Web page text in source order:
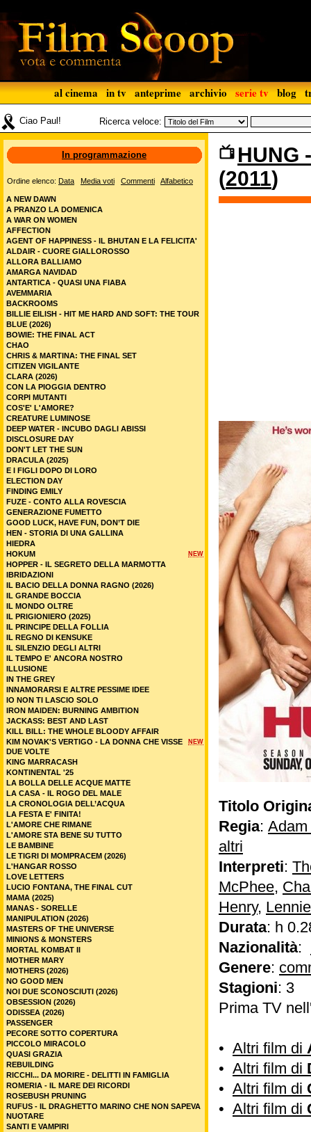
al cinema in tv anteprime archivio serie tv blog
Ciao Paul! Ricerca veloce:
HUNG
(2011)
Titolo
Regia:
altri
Interpreti:
McPhee,
Henry,
Durata: h
Nazionalità:
Genere:
Stagioni: 3
Prima TV
• Altri film di
• Altri film di
• Altri film di
• Altri film di
In programmazione
Ordine elenco: Data Media voti Commenti Alfabetico
A NEW DAWN
A PRANZO LA DOMENICA
A WAR ON WOMEN
AFFECTION
AGENT OF HAPPINESS - IL BHUTAN E LA FELICITA'
ALDAIR - CUORE GIALLOROSSO
ALLORA BALLIAMO
AMARGA NAVIDAD
ANTARTICA - QUASI UNA FIABA
AVEMMARIA
BACKROOMS
BILLIE EILISH - HIT ME HARD AND SOFT: THE TOUR
BLUE (2026)
BOWIE: THE FINAL ACT
CHAO
CHRIS & MARTINA: THE FINAL SET
CITIZEN VIGILANTE
CLARA (2026)
CON LA PIOGGIA DENTRO
CORPI MUTANTI
COS'E' L'AMORE?
CREATURE LUMINOSE
DEEP WATER - INCUBO DAGLI ABISSI
DISCLOSURE DAY
DON'T LET THE SUN
DRACULA (2025)
E I FIGLI DOPO DI LORO
ELECTION DAY
FINDING EMILY
FUZE - CONTO ALLA ROVESCIA
GENERAZIONE FUMETTO
GOOD LUCK, HAVE FUN, DON’T DIE
HEN - STORIA DI UNA GALLINA
HIEDRA
NEW
HOKUM
HOPPER - IL SEGRETO DELLA MARMOTTA
IBRIDAZIONI
IL BACIO DELLA DONNA RAGNO (2026)
IL GRANDE BOCCIA
IL MONDO OLTRE
IL PRIGIONIERO (2025)
IL PRINCIPE DELLA FOLLIA
IL REGNO DI KENSUKE
IL SILENZIO DEGLI ALTRI
IL TEMPO E' ANCORA NOSTRO
ILLUSIONE
IN THE GREY
INNAMORARSI E ALTRE PESSIME IDEE
IO NON TI LASCIO SOLO
IRON MAIDEN: BURNING AMBITION
JACKASS: BEST AND LAST
KILL BILL: THE WHOLE BLOODY AFFAIR
NEW
KIM NOVAK'S VERTIGO - LA DONNA CHE VISSE
DUE VOLTE
KING MARRACASH
KONTINENTAL '25
LA BOLLA DELLE ACQUE MATTE
LA CASA - IL ROGO DEL MALE
LA CRONOLOGIA DELL’ACQUA
LA FESTA E' FINITA!
L'AMORE CHE RIMANE
L'AMORE STA BENE SU TUTTO
LE BAMBINE
LE TIGRI DI MOMPRACEM (2026)
L'HANGAR ROSSO
LOVE LETTERS
LUCIO FONTANA, THE FINAL CUT
MAMA (2025)
MANAS - SORELLE
MANIPULATION (2026)
MASTERS OF THE UNIVERSE
MINIONS & MONSTERS
MORTAL KOMBAT II
MOTHER MARY
MOTHERS (2026)
NO GOOD MEN
NOI DUE SCONOSCIUTI (2026)
OBSESSION (2026)
ODISSEA (2026)
PASSENGER
PECORE SOTTO COPERTURA
PICCOLO MIRACOLO
QUASI GRAZIA
REBUILDING
RICCHI... DA MORIRE - DELITTI IN FAMIGLIA
ROMERIA - IL MARE DEI RICORDI
ROSEBUSH PRUNING
RUFUS - IL DRAGHETTO MARINO CHE NON SAPEVA
NUOTARE
SANTI E VAMPIRI